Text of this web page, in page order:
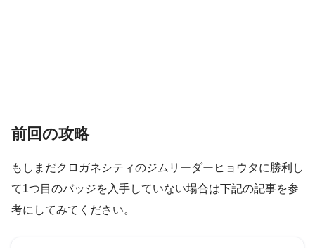
前回の攻略
もしまだクロガネシティのジムリーダーヒョウタに勝利し
て1つ目のバッジを入手していない場合は下記の記事を参
考にしてみてください。